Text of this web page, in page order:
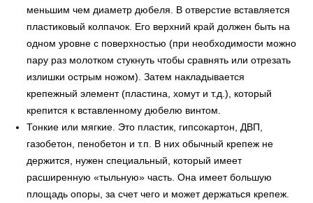
меньшим чем диаметр дюбеля. В отверстие вставляется
пластиковый колпачок. Его верхний край должен быть на
одном уровне с поверхностью (при необходимости можно
пару раз молотком стукнуть чтобы сравнять или отрезать
излишки острым ножом). Затем накладывается
крепежный элемент (пластина, хомут и т.д.), который
крепится к вставленному дюбелю винтом.
Тонкие или мягкие. Это пластик, гипсокартон, ДВП,
газобетон, пенобетон и т.п. В них обычный крепеж не
держится, нужен специальный, который имеет
расширенную «тыльную» часть. Она имеет большую
площадь опоры, за счет чего и может держаться крепеж.